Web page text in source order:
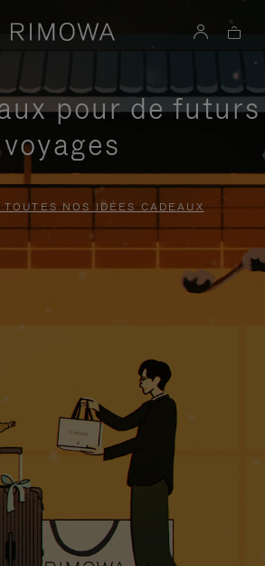
pour de futurs
voyages
TOUTES NOS IDÉES CADEAUX